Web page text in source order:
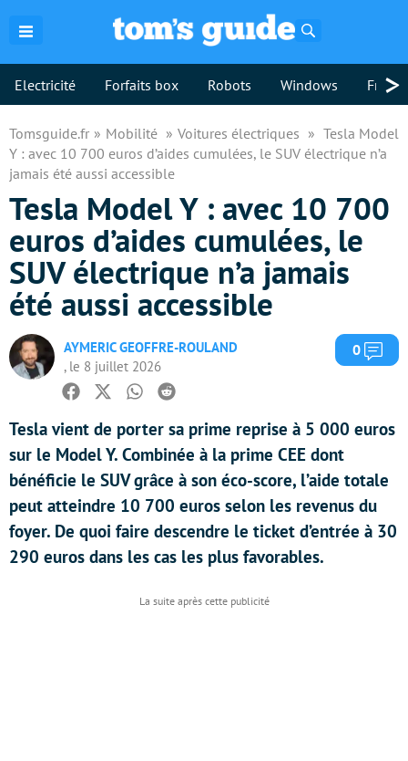
Electricité Forfaits box Robots Windows >
Tomsguide.fr Mobilité Voitures électriques
Tesla Model
Y : avec 10 700 euros d’aides cumulées, le SUV électrique n’a
jamais été aussi accessible
Tesla Model Y : avec 10 700
euros d’aides cumulées, le
SUV électrique n’a jamais
été aussi accessible
AYMERIC GEOFFRE-ROULAND
, le 8 juillet 2026
0
Facebook
TwitterWhatsapp
Reddit
Tesla vient de porter sa prime reprise à 5 000 euros
sur le Model Y. Combinée à la prime CEE dont
bénéficie le SUV grâce à son éco-score, l’aide totale
peut atteindre 10 700 euros selon les revenus du
foyer. De quoi faire descendre le ticket d’entrée à 30
290 euros dans les cas les plus favorables.